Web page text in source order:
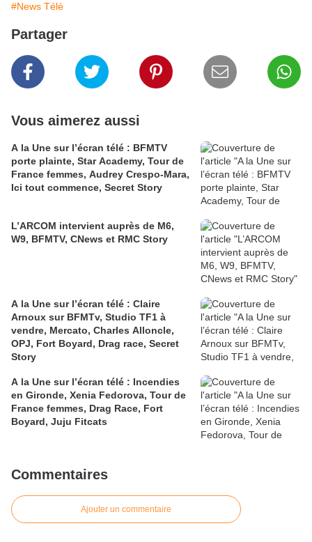
#News Télé
Partager
Vous aimerez aussi
A la Une sur l’écran télé : BFMTV
porte plainte, Star Academy, Tour de
France femmes, Audrey Crespo-Mara,
Ici tout commence, Secret Story
L’ARCOM intervient auprès de M6,
W9, BFMTV, CNews et RMC Story
A la Une sur l’écran télé : Claire
Arnoux sur BFMTv, Studio TF1 à
vendre, Mercato, Charles Alloncle,
OPJ, Fort Boyard, Drag race, Secret
Story
A la Une sur l’écran télé : Incendies
en Gironde, Xenia Fedorova, Tour de
France femmes, Drag Race, Fort
Boyard, Juju Fitcats
Commentaires
Ajouter un commentaire